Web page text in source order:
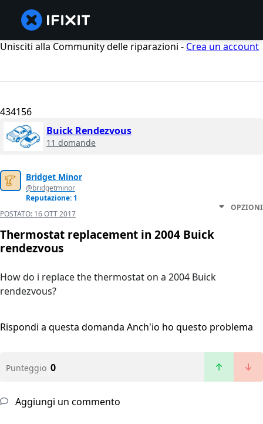
Unisciti alla Community delle riparazioni - Crea un account
434156
Buick Rendezvous
11 domande
Bridget Minor
@bridgetminor
Reputazione: 1
POSTATO: 16 OTT 2017
OPZIONI
Thermostat replacement in 2004 Buick
rendezvous
How do i replace the thermostat on a 2004 Buick
rendezvous?
Rispondi a questa domanda Anch'io ho questo problema
Punteggio 0
Aggiungi un commento